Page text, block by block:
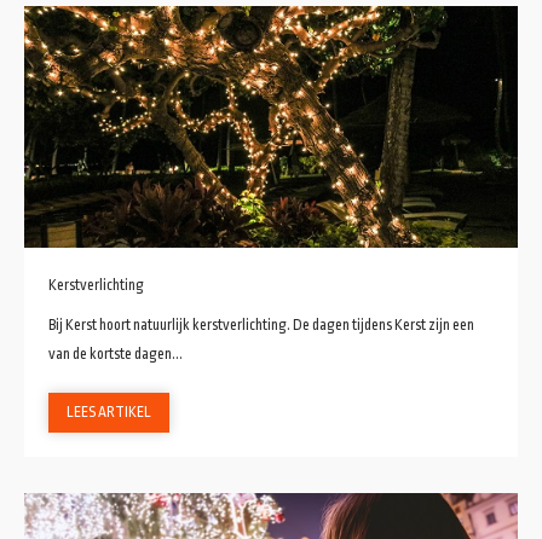
Kerstverlichting
Bij Kerst hoort natuurlijk kerstverlichting. De dagen tijdens Kerst zijn een
van de kortste dagen...
LEES ARTIKEL